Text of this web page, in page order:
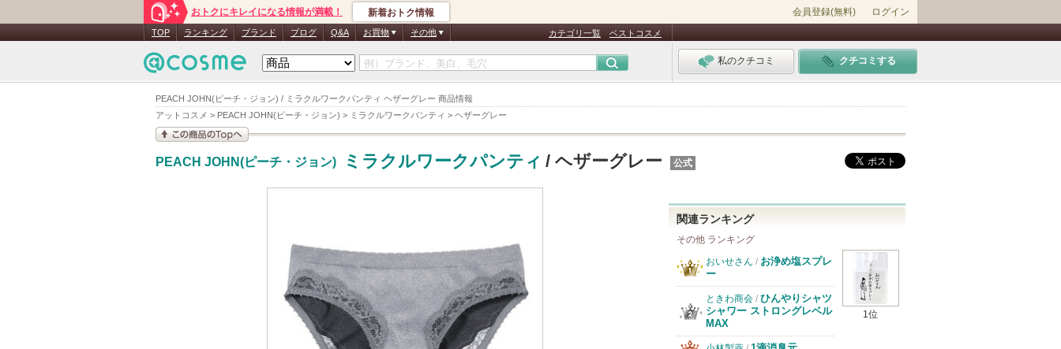
PEACH JOHN(ピーチ・ジョン) / ミラクルワークパンティ ヘザーグレー 商品情報
アットコスメ > PEACH JOHN(ピーチ・ジョン) > ミラクルワークパンティ > ヘザーグレー
おトクにキレイになる情報が満載！ 新着おトク情報 会員登録(無料) ログイン
TOP ランキング ブランド ブログ Q&A お買物 その他 カテゴリ一覧 ベストコスメ
私のクチコミ クチコミする
PEACH JOHN(ピーチ・ジョン) ミラクルワークパンティ / ヘザーグレー 公式
関連ランキング
その他 ランキング
1位
おいせさん / お浄め塩スプレ
ー
ときわ商会 / ひんやりシャツ
シャワー ストロングレベル
MAX